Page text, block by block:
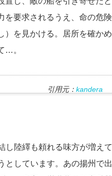
を要求されるうえ、命の危
）を見かける。居所を確か
…。
引用元： kandera
し陸繹も頼れる味方が増え
としています。あの揚州で